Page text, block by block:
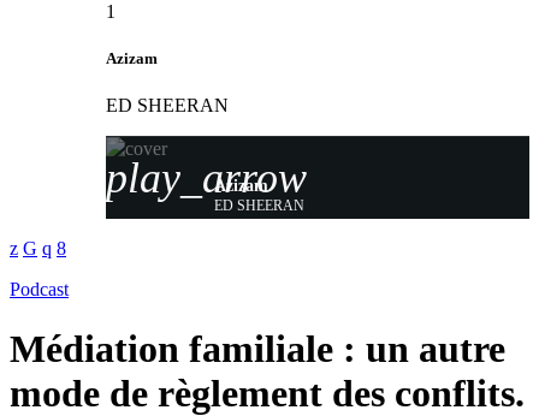
1
Azizam
ED SHEERAN
play_arrow
Azizam
ED SHEERAN
Podcast
Médiation familiale : un autre
mode de règlement des conflits.